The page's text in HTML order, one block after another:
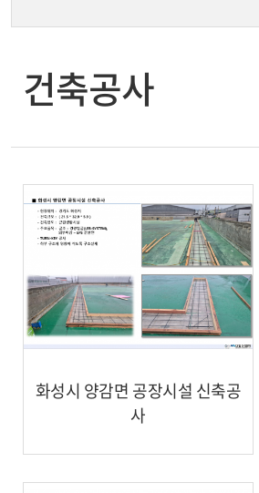
건축공사
화성시 양감면 공장시설 신축공
사